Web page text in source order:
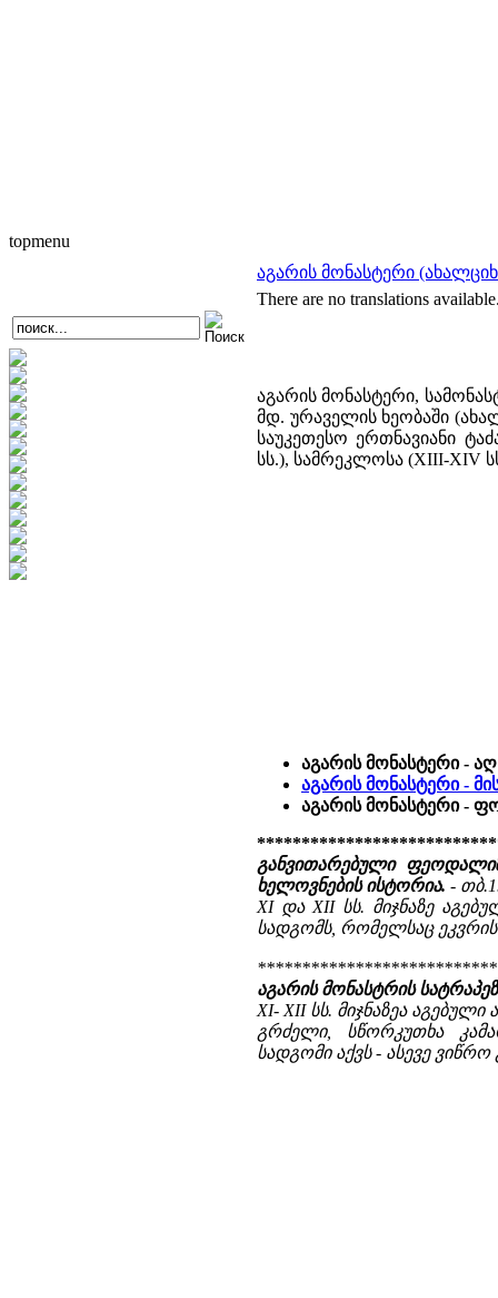
topmenu
აგარის მონასტერი
There are no translations
აგარის მონასტერი,
მდ. ურაველის ხეობაში
საუკეთესო ერთნავიანი
სს.), სამრეკლოსა (XIII-XIV
აგარის მონასტერი -
აგარის მონასტერი -
აგარის მონასტერი -
განვითარებული
ხელოვნების ისტორია. -
XI და XII სს. მიჯნაზე
სადგომს, რომელსაც
აგარის მონასტრის
XI- XII სს. მიჯნაზეა
გრძელი, სწორკუთხა
სადგომი აქვს - ასევე